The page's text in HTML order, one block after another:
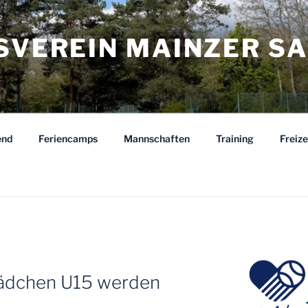
MAINZER
Feriencamps Mannschaften Training
U15 werden